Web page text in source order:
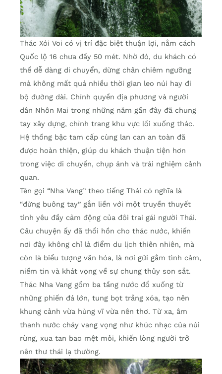
Thác Xói Voi có vị trí đặc biệt thuận lợi, nằm cách
Quốc lộ 16 chưa đầy 50 mét. Nhờ đó, du khách có
thể dễ dàng di chuyển, dừng chân chiêm ngưỡng
mà không mất quá nhiều thời gian leo núi hay đi
bộ đường dài. Chính quyền địa phương và người
dân Nhôn Mai trong những năm gần đây đã chung
tay xây dựng, chỉnh trang khu vực lối xuống thác.
Hệ thống bậc tam cấp cùng lan can an toàn đã
được hoàn thiện, giúp du khách thuận tiện hơn
trong việc di chuyển, chụp ảnh và trải nghiệm cảnh
quan.
Tên gọi “Nha Vang” theo tiếng Thái có nghĩa là
“đừng buông tay” gắn liền với một truyền thuyết
tình yêu đầy cảm động của đôi trai gái người Thái.
Câu chuyện ấy đã thổi hồn cho thác nước, khiến
nơi đây không chỉ là điểm du lịch thiên nhiên, mà
còn là biểu tượng văn hóa, là nơi gửi gắm tình cảm,
niềm tin và khát vọng về sự chung thủy son sắt.
Thác Nha Vang gồm ba tầng nước đổ xuống từ
những phiến đá lớn, tung bọt trắng xóa, tạo nên
khung cảnh vừa hùng vĩ vừa nên thơ. Từ xa, âm
thanh nước chảy vang vọng như khúc nhạc của núi
rừng, xua tan bao mệt mỏi, khiến lòng người trở
nên thư thái lạ thường.